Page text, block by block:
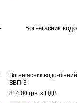
Вогнегасник водо-пінний
ВВП-3
814.00 грн. з ПДВ